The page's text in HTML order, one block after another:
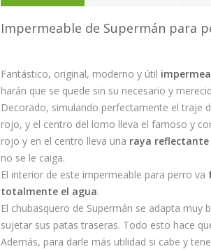
Impermeable de Supermán para
Fantástico, original, moderno y útil
harán que se quede sin su necesario y
Decorado, simulando perfectamente el traje
rojo, y el centro del lomo lleva el famoso y
rojo y en el centro lleva una raya reflectante
no se le caiga.
El interior de este impermeable para perro va
totalmente el agua.
El chubasquero de Supermán se adapta muy
sujetar sus patas traseras. Todo esto hace
Además, para darle más utilidad si cabe y